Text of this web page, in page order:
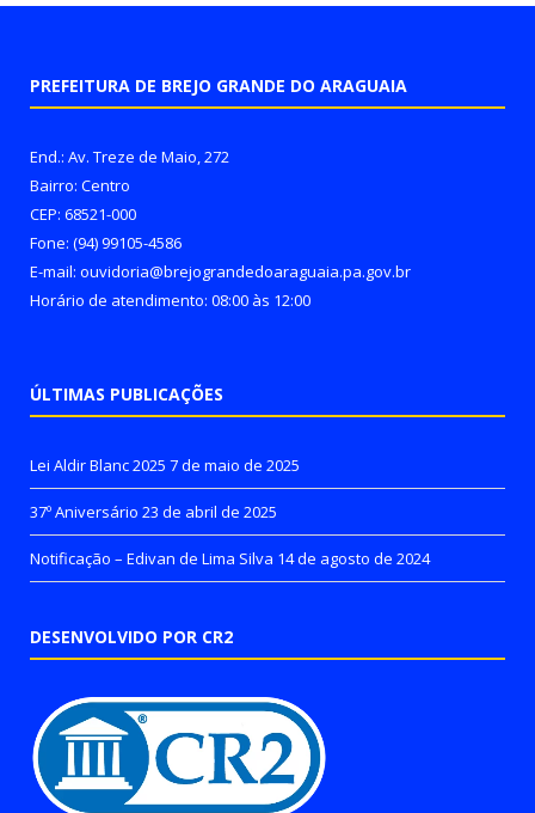
PREFEITURA DE BREJO GRANDE DO ARAGUAIA
End.: Av. Treze de Maio, 272
Bairro: Centro
CEP: 68521-000
Fone: (94) 99105-4586
E-mail: ouvidoria@brejograndedoaraguaia.pa.gov.br
Horário de atendimento: 08:00 às 12:00
ÚLTIMAS PUBLICAÇÕES
Lei Aldir Blanc 2025 7 de maio de 2025
37º Aniversário 23 de abril de 2025
Notificação – Edivan de Lima Silva 14 de agosto de 2024
DESENVOLVIDO POR CR2